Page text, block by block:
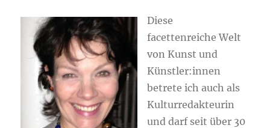
Diese
facettenreiche Welt
von Kunst und
Künstler:innen
betrete ich auch als
Kulturredakteurin
und darf seit über 30